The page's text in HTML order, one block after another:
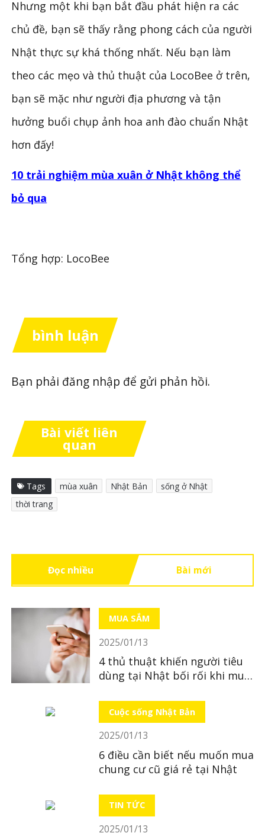
Nhưng một khi bạn bắt đầu phát hiện ra các
chủ đề, bạn sẽ thấy rằng phong cách của người
Nhật thực sự khá thống nhất. Nếu bạn làm
theo các mẹo và thủ thuật của LocoBee ở trên,
bạn sẽ mặc như người địa phương và tận
hưởng buổi chụp ảnh hoa anh đào chuẩn Nhật
hơn đấy!
10 trải nghiệm mùa xuân ở Nhật không thể
bỏ qua
Tổng hợp: LocoBee
bình luận
Bạn phải đăng nhập để gửi phản hồi.
Bài viết liên
quan
Tags mùa xuân Nhật Bản
sống ở Nhật
thời trang
Đọc nhiều Bài mới
MUA SẮM
2025/01/13
4 thủ thuật khiến người tiêu
dùng tại Nhật bối rối khi mua
Cuộc sống Nhật Bản
2025/01/13
6 điều cần biết nếu muốn mua
chung cư cũ giá rẻ tại Nhật
TIN TỨC
2025/01/13